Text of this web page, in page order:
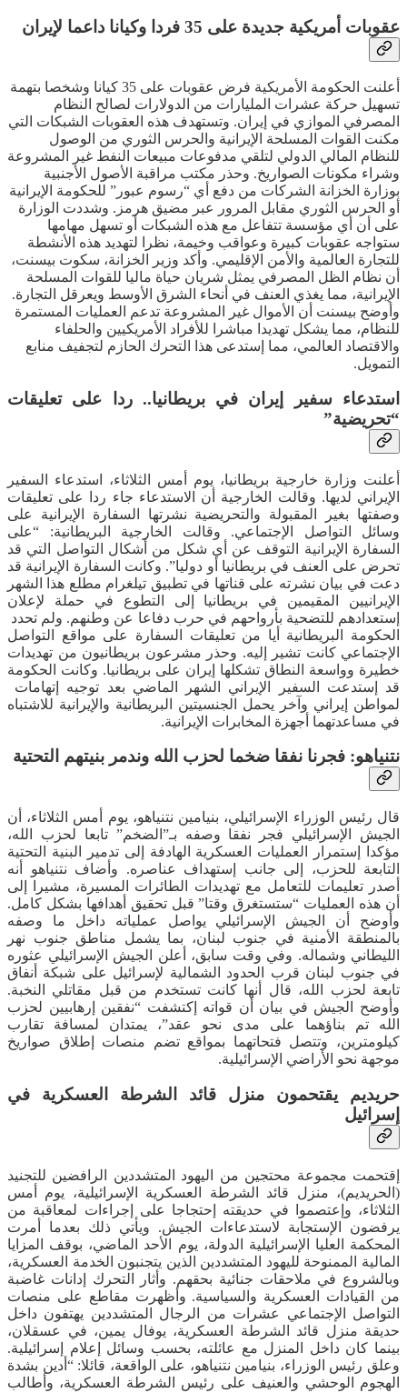
عقوبات أمريكية جديدة على 35 فردا وكيانا داعما لإيران
أعلنت الحكومة الأمريكية فرض عقوبات على 35 كيانا وشخصا بتهمة
تسهيل حركة عشرات المليارات من الدولارات لصالح النظام
المصرفي الموازي في إيران. وتستهدف هذه العقوبات الشبكات التي
مكنت القوات المسلحة الإيرانية والحرس الثوري من الوصول
للنظام المالي الدولي لتلقي مدفوعات مبيعات النفط غير المشروعة
وشراء مكونات الصواريخ. وحذر مكتب مراقبة الأصول الأجنبية
بوزارة الخزانة الشركات من دفع أي “رسوم عبور” للحكومة الإيرانية
أو الحرس الثوري مقابل المرور عبر مضيق هرمز. وشددت الوزارة
على أن أي مؤسسة تتفاعل مع هذه الشبكات أو تسهل مهامها
ستواجه عقوبات كبيرة وعواقب وخيمة، نظرا لتهديد هذه الأنشطة
للتجارة العالمية والأمن الإقليمي. وأكد وزير الخزانة، سكوت بيسنت،
أن نظام الظل المصرفي يمثل شريان حياة ماليا للقوات المسلحة
الإيرانية، مما يغذي العنف في أنحاء الشرق الأوسط ويعرقل التجارة.
وأوضح بيسنت أن الأموال غير المشروعة تدعم العمليات المستمرة
للنظام، مما يشكل تهديدا مباشرا للأفراد الأمريكيين والحلفاء
والاقتصاد العالمي، مما إستدعى هذا التحرك الحازم لتجفيف منابع
التمويل.
استدعاء سفير إيران في بريطانيا.. ردا على تعليقات
“تحريضية”
أعلنت وزارة خارجية بريطانيا، يوم أمس الثلاثاء، استدعاء السفير
الإيراني لديها. وقالت الخارجية أن الاستدعاء جاء ردا على تعليقات
وصفتها بغير المقبولة والتحريضية نشرتها السفارة الإيرانية على
وسائل التواصل الإجتماعي. وقالت الخارجية البريطانية: “على
السفارة الإيرانية التوقف عن أي شكل من أشكال التواصل التي قد
تحرض على العنف في بريطانيا أو دوليا”. وكانت السفارة الإيرانية قد
دعت في بيان نشرته على قناتها في تطبيق تيلغرام مطلع ‌هذا الشهر
الإيرانيين المقيمين في بريطانيا إلى التطوع في حملة لإعلان
إستعدادهم للتضحية بأرواحهم في حرب دفاعا عن وطنهم. ولم تحدد ​
الحكومة البريطانية أيا من تعليقات ​السفارة على مواقع التواصل
الإجتماعي كانت تشير إليه. وحذر مشرعون بريطانيون ​من تهديدات
خطيرة وواسعة النطاق تشكلها إيران على بريطانيا. وكانت الحكومة
قد إستدعت السفير الإيراني الشهر الماضي بعد توجيه إتهامات ​
لمواطن ‌إيراني وآخر يحمل الجنسيتين البريطانية والإيرانية للاشتباه
في ​مساعدتهما أجهزة المخابرات الإيرانية.
نتنياهو: فجرنا نفقا ضخما لحزب الله وندمر بنيتهم ​​التحتية
قال رئيس الوزراء الإسرائيلي، بنيامين نتنياهو، يوم أمس الثلاثاء، أن
الجيش الإسرائيلي فجر نفقا وصفه بـ”الضخم” تابعا لحزب الله،
مؤكدا إستمرار العمليات العسكرية الهادفة إلى تدمير البنية التحتية
التابعة للحزب، إلى جانب إستهداف عناصره. وأضاف نتنياهو أنه
أصدر تعليمات للتعامل مع تهديدات الطائرات المسيرة، مشيرا إلى
أن هذه العمليات “ستستغرق وقتا” قبل تحقيق أهدافها بشكل كامل.
وأوضح أن الجيش الإسرائيلي يواصل عملياته داخل ما وصفه
بالمنطقة الأمنية في جنوب لبنان، بما يشمل مناطق جنوب نهر
الليطاني وشماله. وفي وقت سابق، أعلن الجيش الإسرائيلي عثوره
في جنوب لبنان قرب الحدود الشمالية لإسرائيل على شبكة أنفاق
تابعة لحزب الله، قال أنها كانت تستخدم من قبل مقاتلي النخبة.
وأوضح الجيش في بيان أن قواته إكتشفت “نفقين إرهابيين لحزب
الله تم بناؤهما على مدى نحو عقد”، يمتدان لمسافة تقارب
كيلومترين، وتتصل فتحاتهما بمواقع تضم منصات إطلاق صواريخ
موجهة نحو الأراضي الإسرائيلية.
حريديم يقتحمون منزل قائد الشرطة العسكرية في
إسرائيل
إقتحمت مجموعة محتجين من اليهود المتشددين الرافضين للتجنيد
(الحريديم)، منزل قائد الشرطة العسكرية الإسرائيلية، يوم أمس
الثلاثاء، وإعتصموا في حديقته إحتجاجا على إجراءات لمعاقبة من
يرفضون الإستجابة لاستدعاءات الجيش. ويأتي ذلك بعدما أمرت
المحكمة العليا الإسرائيلية الدولة، يوم الأحد الماضي، بوقف المزايا
المالية الممنوحة لليهود المتشددين الذين يتجنبون الخدمة العسكرية،
وبالشروع في ملاحقات جنائية بحقهم. وأثار التحرك إدانات غاضبة
من القيادات العسكرية والسياسية. وأظهرت مقاطع على منصات
التواصل الإجتماعي عشرات من الرجال المتشددين يهتفون داخل
حديقة منزل قائد الشرطة العسكرية، يوفال يمين، في عسقلان،
بينما كان داخل المنزل مع عائلته، بحسب وسائل إعلام إسرائيلية.
وعلق رئيس الوزراء، بنيامين نتنياهو، على الواقعة، قائلا: “أدين بشدة
الهجوم الوحشي والعنيف على رئيس الشرطة العسكرية، وأطالب